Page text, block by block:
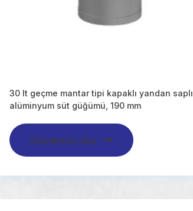
30 lt geçme mantar tipi kapaklı yandan saplı
alüminyum süt güğümü, 190 mm
Devamını oku